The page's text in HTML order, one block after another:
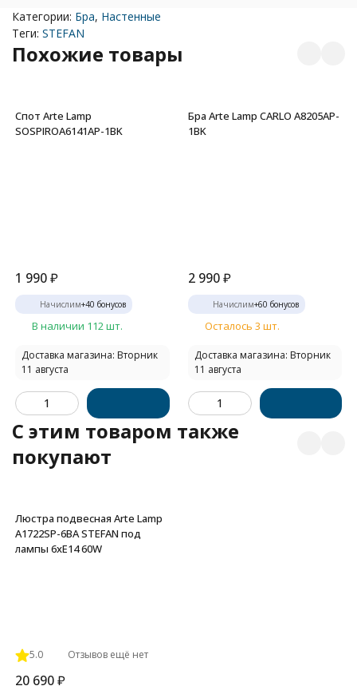
Категории: Бра, Настенные
Теги: STEFAN
Похожие товары
Спот Arte Lamp
SOSPIROA6141AP-1BK
1 990₽
Начислим+40 бонусов
В наличии 112 шт.
Доставка магазина: Вторник
11 августа
Бра Arte Lamp CARLO A8205AP-
1BK
2 990 ₽
Начислим+60 бонусов
Осталось 3 шт.
Доставка магазина: Вторник
11 августа
C этим товаром также
покупают
Люстра подвесная Arte Lamp
A1722SP-6BA STEFAN под
лампы 6xE14 60W
5.0 Отзывов ещё нет
20 690₽